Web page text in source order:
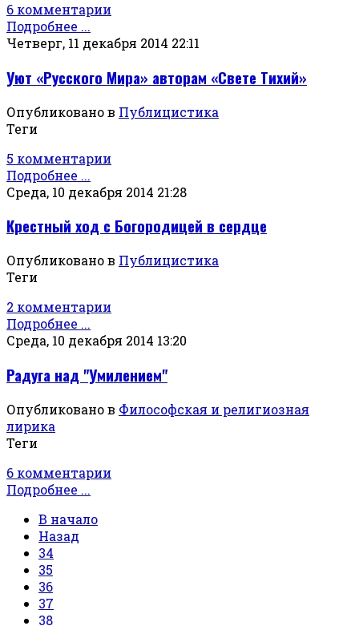
6 комментарии
Подробнее ...
Четверг, 11 декабря 2014 22:11
Уют «Русского Мира» авторам «Свете Тихий»
Опубликовано в Публицистика
Теги
5 комментарии
Подробнее ...
Среда, 10 декабря 2014 21:28
Крестный ход с Богородицей в сердце
Опубликовано в Публицистика
Теги
2 комментарии
Подробнее ...
Среда, 10 декабря 2014 13:20
Радуга над "Умилением"
Опубликовано в Философская и религиозная
лирика
Теги
6 комментарии
Подробнее ...
В начало
Назад
34
35
36
37
38